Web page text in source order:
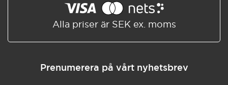
Alla priser är SEK ex. moms
Prenumerera på vårt nyhetsbrev